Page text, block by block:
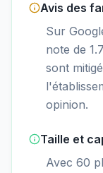
Avis des
Sur
note de
sont
opinion.
Taille et
Avec 60